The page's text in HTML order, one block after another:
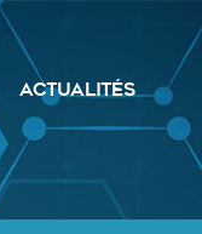
ACTUALITÉS